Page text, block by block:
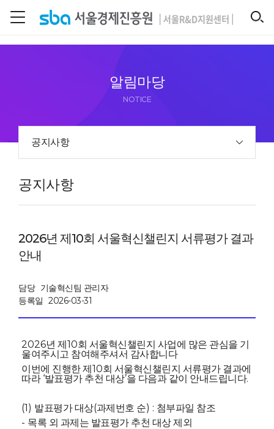
알림마당
NOTICE
공지사항
공지사항
2026년 제10회 서울혁신챌린지 서류평가 결과
안내
담당 기술혁신팀 관리자
등록일 2026-03-31
2026년 제 10회 서울혁신챌린지 사업에 많은 관심을 기
울여주시고 참여해주셔서 감사합니다
이번에 진행한 제 10회 서울혁신챌린지 서류평가 결과에
따라 ‘발표평가 추천 대상’을 다음과 같이 안내드립니다.
(1) 발표평가 대상(과제번호 순) : 첨부파일 참조
- 목록 외 과제는 발표평가 추천 대상 제외